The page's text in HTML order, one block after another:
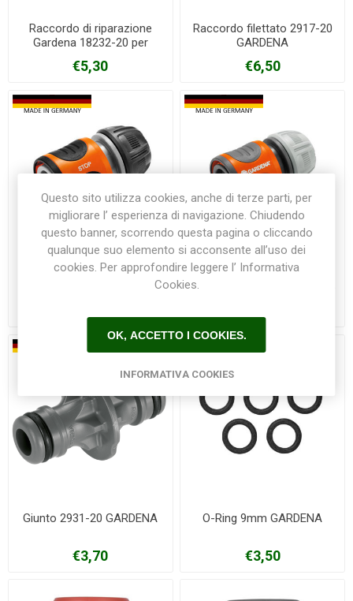
Raccordo di riparazione
Gardena 18232-20 per
€5,30
Raccordo filettato 2917-20
GARDENA
€6,50
Raccordo rapido Acqua
Stop Gardena 18213-20 per
Raccordo rapido Gardena
18215-20 per tubo da 13/15
Giunto 2931-20 GARDENA
€3,70
O-Ring 9mm GARDENA
€3,50
Questo sito utilizza cookies, anche di terze parti, per
migliorare l’ esperienza di navigazione. Chiudendo
questo banner, scorrendo questa pagina o cliccando
qualunque suo elemento si acconsente all’uso dei
cookies. Per approfondire leggere l’ Informativa
Cookies.
OK, ACCETTO I COOKIES.
INFORMATIVA COOKIES